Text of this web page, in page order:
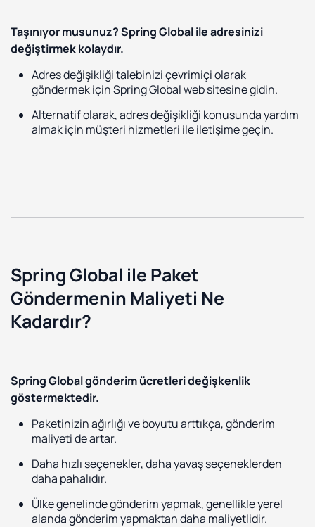
Taşınıyor musunuz? Spring Global ile adresinizi
değiştirmek kolaydır.
Adres değişikliği talebinizi çevrimiçi olarak
göndermek için Spring Global web sitesine gidin.
Alternatif olarak, adres değişikliği konusunda yardım
almak için müşteri hizmetleri ile iletişime geçin.
Spring Global ile Paket
Göndermenin Maliyeti Ne
Kadardır?
Spring Global gönderim ücretleri değişkenlik
göstermektedir.
Paketinizin ağırlığı ve boyutu arttıkça, gönderim
maliyeti de artar.
Daha hızlı seçenekler, daha yavaş seçeneklerden
daha pahalıdır.
Ülke genelinde gönderim yapmak, genellikle yerel
alanda gönderim yapmaktan daha maliyetlidir.